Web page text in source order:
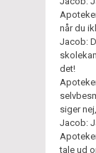
når du
Jacob:
det!
siger
Jacob:
tale ud